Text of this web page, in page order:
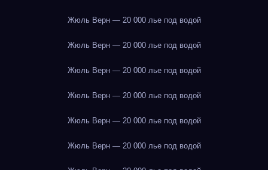
Жюль Верн — 20 000 лье под водой
Жюль Верн — 20 000 лье под водой
Жюль Верн — 20 000 лье под водой
Жюль Верн — 20 000 лье под водой
Жюль Верн — 20 000 лье под водой
Жюль Верн — 20 000 лье под водой